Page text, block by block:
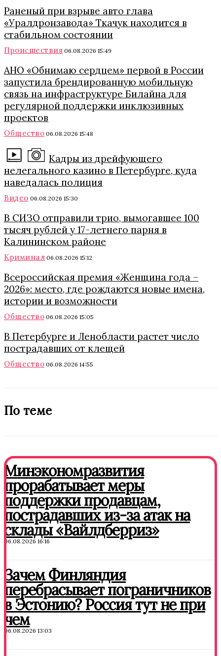
Раненый при взрыве авто глава
«Уралдронзавода» Ткачук находится в
стабильном состоянии
Происшествия 06.08.2026 15:49
АНО «Обнимаю сердцем» первой в России
запустила брендированную мобильную
связь на инфраструктуре Билайна для
регулярной поддержки инклюзивных
проектов
Общество 06.08.2026 15:48
Кадры из дрейфующего
нелегального казино в Петербурге, куда
наведалась полиция
Видео 06.08.2026 15:30
В СИЗО отправили трио, вымогавшее 100
тысяч рублей у 17-летнего парня в
Калининском районе
Криминал 06.08.2026 15:12
Всероссийская премия «Женщина года –
2026»: место, где рождаются новые имена,
истории и возможности
Общество 06.08.2026 15:05
В Петербурге и Ленобласти растет число
пострадавших от клещей
Общество 06.08.2026 14:55
По теме
Минэкономразвития
прорабатывает меры
поддержки продавцам,
пострадавших из-за атак на
склады «Вайлдберриз»
06.08.2026 16:16
Зачем Финляндия
перебрасывает пограничников
в Эстонию? Россия тут не при
чем
06.08.2026 13:03